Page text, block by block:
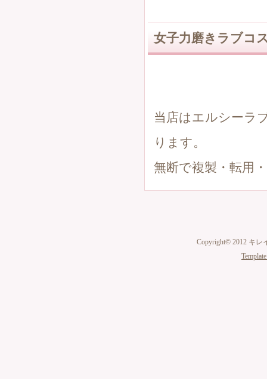
女子力磨きラブコ
当店はエルシーラ
ります。
無断で複製・転用
Copyright© 2012 キレ